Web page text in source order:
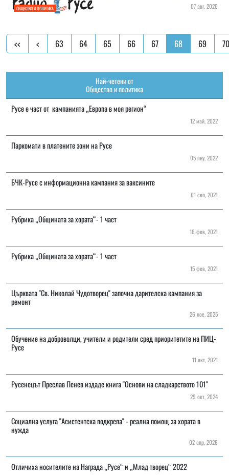
ОБЩЕСТВО И ПОЛИТИКА 07 авг, 2020
<< < 63 64 65 66 67 68 69 70
Най-четени от
Общество и политика
Русе е част от кампанията „Европа в моя регион“
12 май, 2022
Паркомати в платените зони на Русе
05 яну, 2022
БЧК-Русе с информационна кампания за ваксините
01 сеп, 2021
Рубрика „Общината за хората“- 1 част
16 фев, 2021
Рубрика „Общината за хората“- 1 част
15 фев, 2021
Църквата "Св. Николай Чудотворец" започна дарителска кампания за
ремонт
26 ное, 2025
Обучение на доброволци, учители и родители сред приоритетите на ПИЦ-
Русе
11 окт, 2021
Русенецът Преслав Пенев издаде книга "Основи на сладкарството 101"
29 окт, 2024
Социална услуга "Асистентска подкрепа" - реална помощ за хората в
нужда
02 апр, 2026
Отличиха носителите на Награда „Русе“ и „Млад творец“ 2022